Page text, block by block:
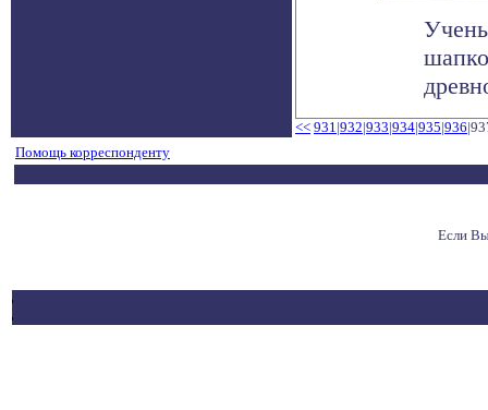
<< 931|932|933|934|935|936
Помощь корреспонденту
Если